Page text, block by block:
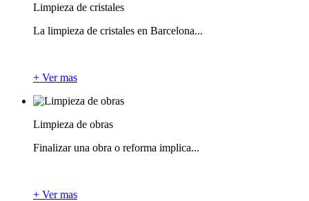
Limpieza de cristales
La limpieza de cristales en Barcelona...
+ Ver mas
Limpieza de obras
Finalizar una obra o reforma implica...
+ Ver mas